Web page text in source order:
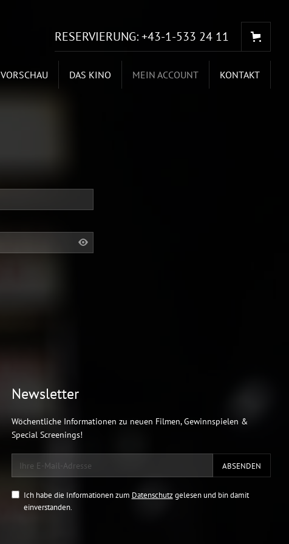
RESERVIERUNG:+43-1-533 24 11
VORSCHAU DAS KINO MEIN ACCOUNT KONTAKT
Newsletter
Wöchentliche Informationen zu neuen Filmen, Gewinnspielen &
Special Screenings!
Ich habe die Informationen zum Datenschutzgelesen und bin damit
einverstanden.